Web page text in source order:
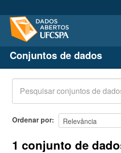
Conjuntos de dados
Organizações
Grupos
Sobre
Conjuntos de dados
Ordenar por
1 conjunto de